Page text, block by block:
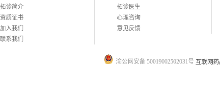
拓诊简介
资质证书
加入我们
联系我们
拓诊医生
心理咨询
意见反馈
渝公网安备 50019002502031号 互联网